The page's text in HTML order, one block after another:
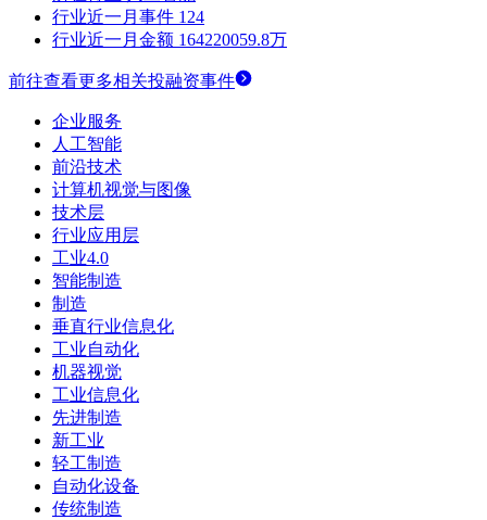
行业近一月事件 124
行业近一月金额 164220059.8万
前往查看更多相关投融资事件
企业服务
人工智能
前沿技术
计算机视觉与图像
技术层
行业应用层
工业4.0
智能制造
制造
垂直行业信息化
工业自动化
机器视觉
工业信息化
先进制造
新工业
轻工制造
自动化设备
传统制造